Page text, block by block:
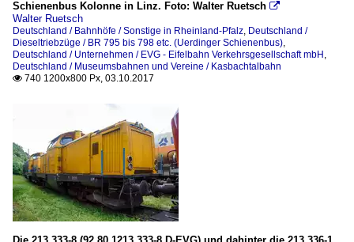
Schienenbus Kolonne in Linz. Foto: Walter Ruetsch 
Walter Ruetsch
Deutschland / Bahnhöfe / Sonstige in Rheinland-Pfalz Deutschland /
Dieseltriebzüge / BR 795 bis 798 etc. (Uerdinger Schienenbus)
Deutschland / Unternehmen / EVG - Eifelbahn Verkehrsgesellschaft mbH
Deutschland / Museumsbahnen und Vereine / Kasbachtalbahn
 740 1200x800 Px, 03.10.2017